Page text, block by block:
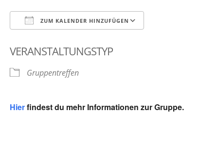
ZUM KALENDER HINZUFÜGEN
VERANSTALTUNGSTYP
Gruppentreffen
Hierfindest du mehr Informationen zur Gruppe.